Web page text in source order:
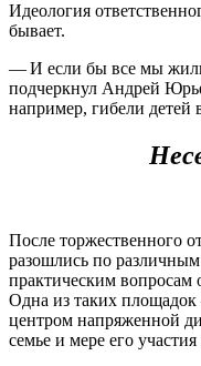
Идеология
бывает.
— И если бы все мы
подчеркнул Андрей
например, гибели детей
После торжественного
разошлись по
практическим вопросам
Одна из таких
центром напряженной
семье и мере его